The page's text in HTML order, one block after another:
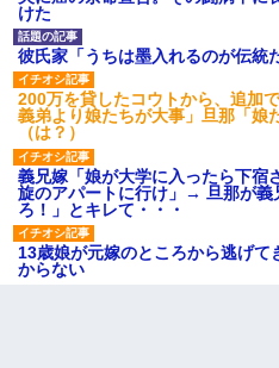
けた
彼氏家「うちは墨入れるのが伝
200万を貸したコウトから、追加
義弟より娘たちが大事」旦那「娘
（は？）
義兄嫁「娘が大学に入ったら下宿
旋のアパートに行け」→ 旦那が義
ろ！」とキレて・・・
13歳娘が元嫁のところから逃げ
からない